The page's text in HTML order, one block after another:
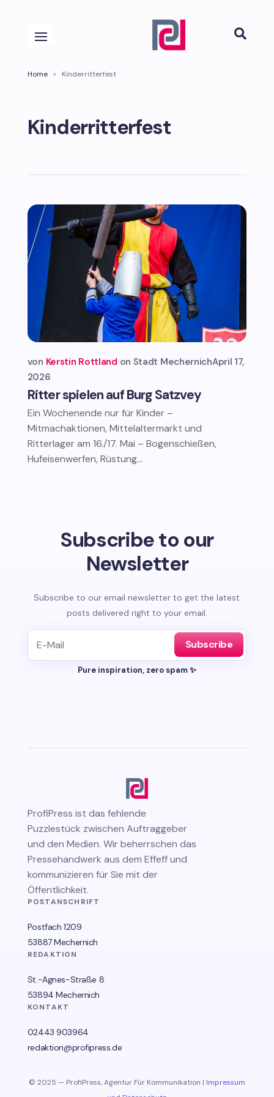

Home > Kinderritterfest
Kinderritterfest
Ritter spielen auf Burg Satzvey
von Kerstin Rottland Stadt MechernichApril 17,
2026
Ein Wochenende nur für Kinder –
Mitmachaktionen, Mittelaltermarkt und
Ritterlager am 16./17. Mai – Bogenschießen,
Hufeisenwerfen, Rüstung...
Subscribe to our
Newsletter
Subscribe to our email newsletter to get the latest
posts delivered right to your email.
Subscribe
Pure inspiration, zero spam ✨
ProfiPress ist das fehlende
Puzzlestück zwischen Auftraggeber
und den Medien. Wir beherrschen das
Pressehandwerk aus dem Effeff und
kommunizieren für Sie mit der
Öffentlichkeit.
POSTANSCHRIFT
Postfach 1209
53887 Mechernich
REDAKTION
St.-Agnes-Straße 8
53894 Mechernich
KONTAKT
02443 903964
redaktion@profipress.de
© 2025 — ProfiPress, Agentur Für Kommunikation | Impressum